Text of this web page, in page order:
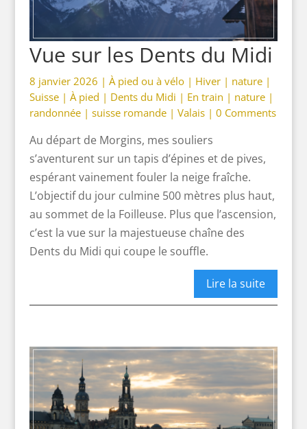
Vue sur les Dents du Midi
8 janvier 2026 | À pied ou à vélo| Hiver| nature|
Suisse| À pied | Dents du Midi | En train | nature|
randonnée| suisse romande| Valais| 0 Comments
Au départ de Morgins, mes souliers
s’aventurent sur un tapis d’épines et de pives,
espérant vainement fouler la neige fraîche.
L’objectif du jour culmine 500 mètres plus haut,
au sommet de la Foilleuse. Plus que l’ascension,
c’est la vue sur la majestueuse chaîne des
Dents du Midi qui coupe le souffle.
Lire la suite